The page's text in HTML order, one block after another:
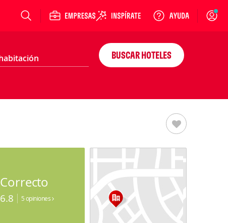
Login
BUSCAR HOTELES
Correcto
6.8 5 opiniones